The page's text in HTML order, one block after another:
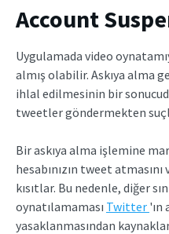
Account
Uygulamada video
almış olabilir. Askıya alma
ihlal edilmesinin bir
tweetler göndermekten
Bir askıya alma işlemine
hesabınızın tweet
kısıtlar. Bu nedenle, diğer
oynatılamaması Twitter 'ın
yasaklanmasından